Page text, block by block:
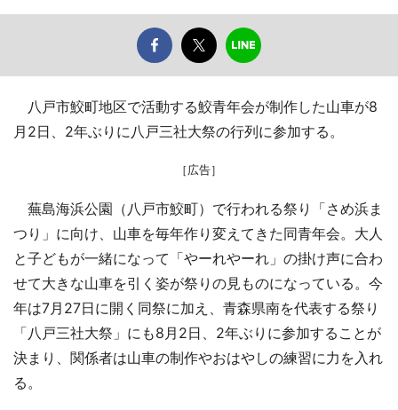
八戸市鮫町地区で活動する鮫青年会が制作した山車が8
月2日、2年ぶりに八戸三社大祭の行列に参加する。
［広告］
蕪島海浜公園（八戸市鮫町）で行われる祭り「さめ浜ま
つり」に向け、山車を毎年作り変えてきた同青年会。大人
と子どもが一緒になって「やーれやーれ」の掛け声に合わ
せて大きな山車を引く姿が祭りの見ものになっている。今
年は7月27日に開く同祭に加え、青森県南を代表する祭り
「八戸三社大祭」にも8月2日、2年ぶりに参加することが
決まり、関係者は山車の制作やおはやしの練習に力を入れ
る。